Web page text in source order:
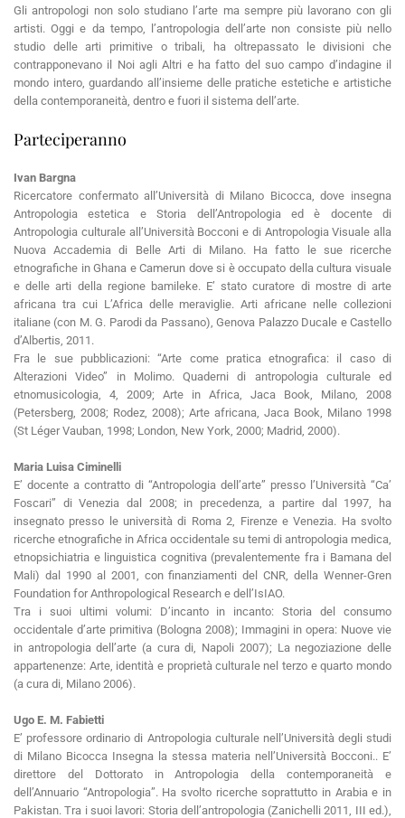
Gli antropologi non solo studiano l’arte ma sempre più lavorano con gli
artisti. Oggi e da tempo, l’antropologia dell’arte non consiste più nello
studio delle arti primitive o tribali, ha oltrepassato le divisioni che
contrapponevano il Noi agli Altri e ha fatto del suo campo d’indagine il
mondo intero, guardando all’insieme delle pratiche estetiche e artistiche
della contemporaneità, dentro e fuori il sistema dell’arte.
Parteciperanno
Ivan Bargna
Ricercatore confermato all’Università di Milano Bicocca, dove insegna
Antropologia estetica e Storia dell’Antropologia ed è docente di
Antropologia culturale all’Università Bocconi e di Antropologia Visuale alla
Nuova Accademia di Belle Arti di Milano. Ha fatto le sue ricerche
etnografiche in Ghana e Camerun dove si è occupato della cultura visuale
e delle arti della regione bamileke. E’ stato curatore di mostre di arte
africana tra cui L’Africa delle meraviglie. Arti africane nelle collezioni
italiane (con M. G. Parodi da Passano), Genova Palazzo Ducale e Castello
d’Albertis, 2011.
Fra le sue pubblicazioni: “Arte come pratica etnografica: il caso di
Alterazioni Video” in Molimo. Quaderni di antropologia culturale ed
etnomusicologia, 4, 2009; Arte in Africa, Jaca Book, Milano, 2008
(Petersberg, 2008; Rodez, 2008); Arte africana, Jaca Book, Milano 1998
(St Léger Vauban, 1998; London, New York, 2000; Madrid, 2000).
Maria Luisa Ciminelli
E’ docente a contratto di “Antropologia dell’arte” presso l’Università “Ca’
Foscari” di Venezia dal 2008; in precedenza, a partire dal 1997, ha
insegnato presso le università di Roma 2, Firenze e Venezia. Ha svolto
ricerche etnografiche in Africa occidentale su temi di antropologia medica,
etnopsichiatria e linguistica cognitiva (prevalentemente fra i Bamana del
Mali) dal 1990 al 2001, con finanziamenti del CNR, della Wenner-Gren
Foundation for Anthropological Research e dell’IsIAO.
Tra i suoi ultimi volumi: D’incanto in incanto: Storia del consumo
occidentale d’arte primitiva (Bologna 2008); Immagini in opera: Nuove vie
in antropologia dell’arte (a cura di, Napoli 2007); La negoziazione delle
appartenenze: Arte, identità e proprietà culturale nel terzo e quarto mondo
(a cura di, Milano 2006).
Ugo E. M. Fabietti
E’ professore ordinario di Antropologia culturale nell’Università degli studi
di Milano Bicocca Insegna la stessa materia nell’Università Bocconi.. E’
direttore del Dottorato in Antropologia della contemporaneità e
dell’Annuario “Antropologia”. Ha svolto ricerche soprattutto in Arabia e in
Pakistan. Tra i suoi lavori: Storia dell’antropologia (Zanichelli 2011, III ed.),